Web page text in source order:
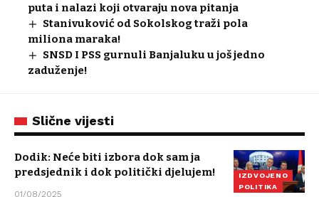
puta i nalazi koji otvaraju nova pitanja
Stanivuković od Sokolskog traži pola
miliona maraka!
SNSD I PSS gurnuli Banjaluku u još jedno
zaduženje!
Slične vijesti
IZDVOJENO
POLITIKA
Dodik: Neće biti izbora dok sam ja
predsjednik i dok politički djelujem!
01/08/2025